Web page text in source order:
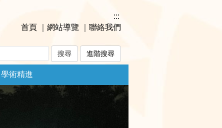
:::
首頁
網站導覽 聯絡我們
進階搜尋
學術精進
Next